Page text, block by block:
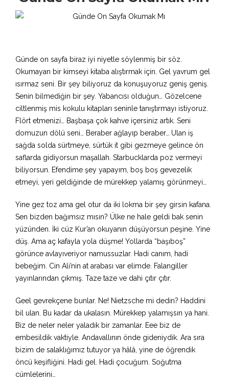
Günde on sayfa biraz iyi niyetle söylenmiş bir söz.
Okumayan bir kimseyi kitaba alıştırmak için. Gel yavrum gel
ısırmaz seni. Bir şey biliyoruz da konuşuyoruz geniş geniş.
Senin bilmediğin bir şey. Yabancısı olduğun… Gözelcene
ciltlenmiş mis kokulu kitapları seninle tanıştırmayı istiyoruz.
Flört etmenizi… Başbaşa çok kahve içersiniz artık. Seni
domuzun dölü seni… Beraber ağlayıp beraber… Ulan iş
sağda solda sürtmeye, sürtük it gibi gezmeye gelince ön
saflarda gidiyorsun maşallah. Starbucklarda poz vermeyi
biliyorsun. Efendime şey yapayım, boş boş gevezelik
etmeyi, yeri geldiğinde de mürekkep yalamış görünmeyi…
Yine gez toz ama gel otur da iki lokma bir şey girsin kafana.
Sen bizden bağımsız mısın? Ülke ne hale geldi bak senin
yüzünden. İki cüz Kur’an okuyanın düşüyorsun peşine. Yine
düş. Ama aç kafayla yola düşme! Yollarda “başıboş”
görünce avlayıveriyor namussuzlar. Hadi canım, hadi
bebeğim. Cin Ali’nin at arabası var elimde. Falangiller
yayınlarından çıkmış. Taze taze ve dahi çıtır çıtır.
Geel gevrekçene bunlar. Ne! Nietzsche mi dedin? Haddini
bil ulan. Bu kadar da ukalasın. Mürekkep yalamışsın ya hani.
Biz de neler neler yaladık bir zamanlar. Eee biz de
embesildik vaktiyle. Andavallının önde gideniydik. Ara sıra
bizim de salaklığımız tutuyor ya hâlâ, yine de öğrendik
öncü keşifliğini. Hadi gel. Hadi çocuğum. Soğutma
cümlelerini…